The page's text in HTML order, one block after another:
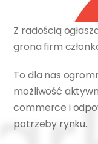
Z radością
grona firm
To dla nas
możliwość
commerce i
potrzeby rynku.